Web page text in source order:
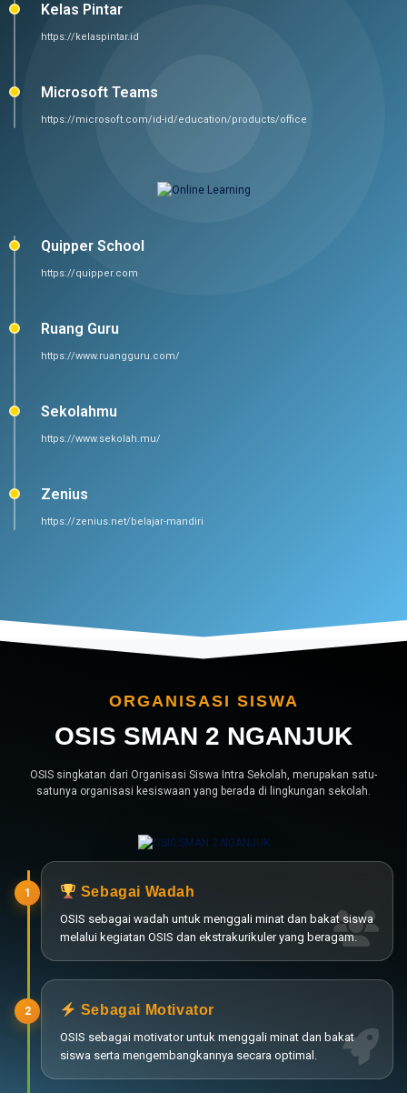
Kelas Pintar
https://kelaspintar.id
Microsoft Teams
https://microsoft.com/id-id/education/products/office
Quipper School
https://quipper.com
Ruang Guru
https://www.ruangguru.com/
Sekolahmu
https://www.sekolah.mu/
Zenius
https://zenius.net/belajar-mandiri
ORGANISASI SISWA
OSIS SMAN 2 NGANJUK
OSIS singkatan dari Organisasi Siswa Intra Sekolah, merupakan satu-
satunya organisasi kesiswaan yang berada di lingkungan sekolah.
1 Sebagai Wadah
OSIS sebagai wadah untuk menggali minat dan bakat siswa
melalui kegiatan OSIS dan ekstrakurikuler yang beragam.
2 Sebagai Motivator
OSIS sebagai motivator untuk menggali minat dan bakat
siswa serta mengembangkannya secara optimal.